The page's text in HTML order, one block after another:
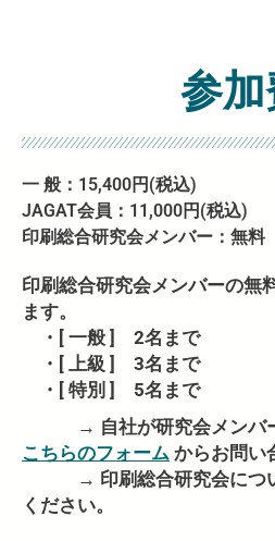
参加
一 般：15,400円(税込)
JAGAT会員：11,000円(税込)
印刷総合研究会メンバー：無料
印刷総合研究会メンバーの無
ます。
・[ 一般 ] 2名まで
・[ 上級 ] 3名まで
・[ 特別 ] 5名まで
→ 自社が研究会メンバー
こちらのフォーム からお問い
→ 印刷総合研究会につ
ください。